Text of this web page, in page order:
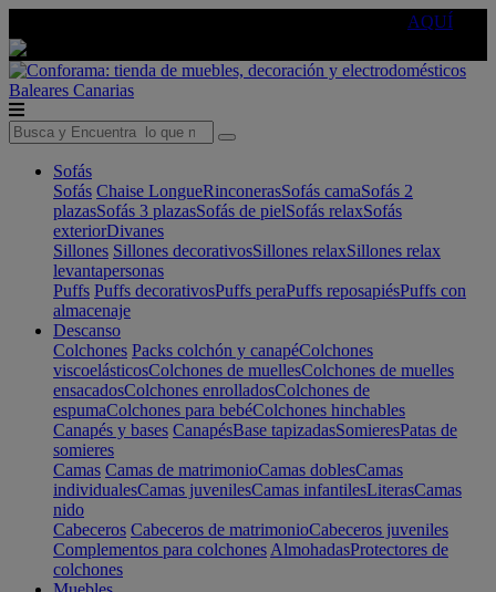
AQUÍ
Baleares Canarias
Sofás
Sofás Chaise LongueRinconerasSofás camaSofás 2
plazasSofás 3 plazasSofás de pielSofás relaxSofás
exteriorDivanes
Sillones Sillones decorativosSillones relaxSillones relax
levantapersonas
Puffs Puffs decorativosPuffs peraPuffs reposapiésPuffs con
almacenaje
Descanso
Colchones Packs colchón y canapéColchones
viscoelásticosColchones de muellesColchones de muelles
ensacadosColchones enrolladosColchones de
espumaColchones para bebéColchones hinchables
Canapés y bases CanapésBase tapizadasSomieresPatas de
somieres
Camas Camas de matrimonioCamas doblesCamas
individualesCamas juvenilesCamas infantilesLiterasCamas
nido
Cabeceros Cabeceros de matrimonioCabeceros juveniles
Complementos para colchones AlmohadasProtectores de
colchones